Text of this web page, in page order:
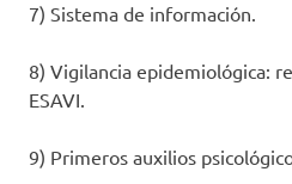
7) Sistema de información.
8) Vigilancia epidemiológica:
ESAVI.
9) Primeros auxilios